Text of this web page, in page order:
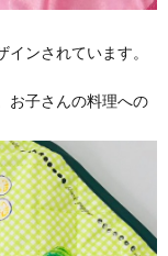
ンされています。
お子さんの料理への